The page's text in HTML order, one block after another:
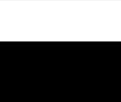
HT) в